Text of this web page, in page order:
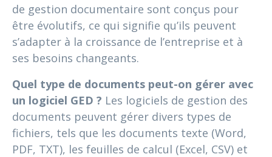
de gestion documentaire sont conçus pour
être évolutifs, ce qui signifie qu’ils peuvent
s’adapter à la croissance de l’entreprise et à
ses besoins changeants.
Quel type de documents peut-on gérer avec
un logiciel GED ? Les logiciels de gestion des
documents peuvent gérer divers types de
fichiers, tels que les documents texte (Word,
PDF, TXT), les feuilles de calcul (Excel, CSV) et